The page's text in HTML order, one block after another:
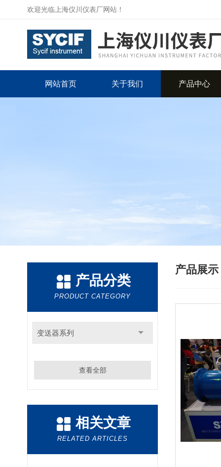
欢迎光临上海仪川仪表厂网站！
网站首页 关于我们 产品中心
产品分类
PRODUCT CATEGORY
变送器系列
查看全部
相关文章
RELATED ARTICLES
产品展示